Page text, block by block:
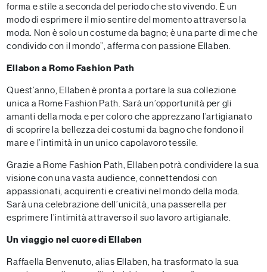
forma e stile a seconda del periodo che sto vivendo. È un
modo di esprimere il mio sentire del momento attraverso la
moda. Non è solo un costume da bagno; è una parte di me che
condivido con il mondo”, afferma con passione Ellaben.
Ellaben a Rome Fashion Path
Quest’anno, Ellaben è pronta a portare la sua collezione
unica a Rome Fashion Path. Sarà un’opportunità per gli
amanti della moda e per coloro che apprezzano l’artigianato
di scoprire la bellezza dei costumi da bagno che fondono il
mare e l’intimità in un unico capolavoro tessile.
Grazie a Rome Fashion Path, Ellaben potrà condividere la sua
visione con una vasta audience, connettendosi con
appassionati, acquirenti e creativi nel mondo della moda.
Sarà una celebrazione dell’unicità, una passerella per
esprimere l’intimità attraverso il suo lavoro artigianale.
Un viaggio nel cuore di Ellaben
Raffaella Benvenuto, alias Ellaben, ha trasformato la sua